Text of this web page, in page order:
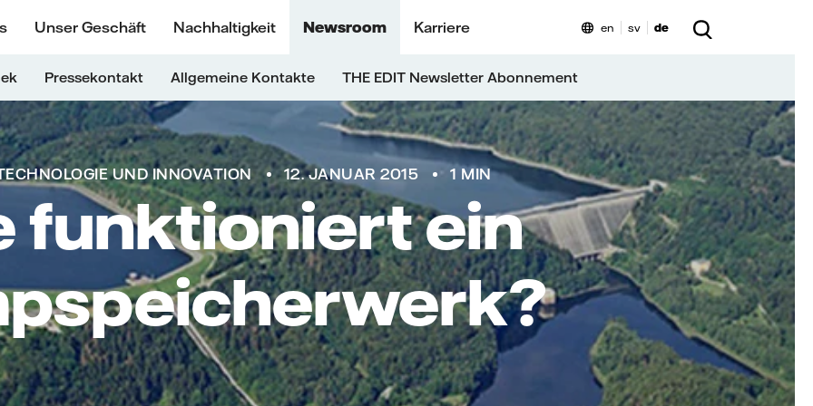
Unser Geschäft Nachhaltigkeit Newsroom Karriere
Pressekontakt Allgemeine Kontakte THE EDIT Newsletter Abonnement
en sv de
UND INNOVATION 12. JANUAR 2015 1 MIN
funktioniert ein